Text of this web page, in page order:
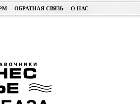
ОБРАТНАЯ СВЯЗЬ О НАС